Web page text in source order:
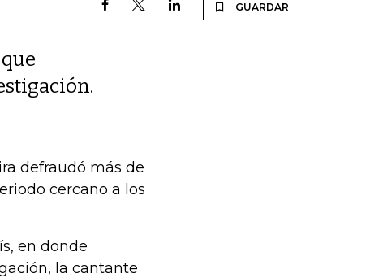
GUARDAR
defraudó más de
cercano a los
en donde
la cantante